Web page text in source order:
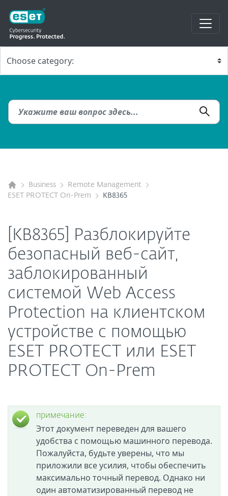
Business
Remote Management
ESET PROTECT On-Prem
KB8365
[KB8365] Разблокируйте
безопасный веб-сайт,
заблокированный
системой Web Access
Protection на клиентском
устройстве с помощью
ESET PROTECT или ESET
PROTECT On-Prem
примечание:
Этот документ переведен для вашего
удобства с помощью машинного перевода.
Пожалуйста, будьте уверены, что мы
приложили все усилия, чтобы обеспечить
максимально точный перевод. Однако ни
один автоматизированный перевод не